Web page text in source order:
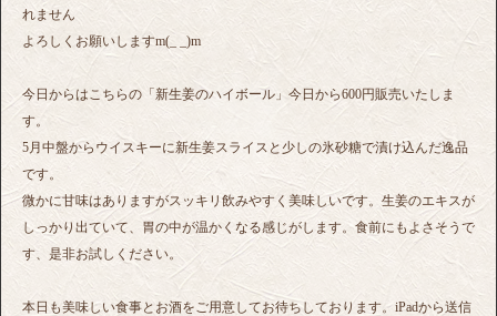
れません
よろしくお願いしますm(_ _)m
今日からはこちらの「新生姜のハイボール」今日から600円販売いたしま
す。
5月中盤からウイスキーに新生姜スライスと少しの氷砂糖で漬け込んだ逸品
です。
微かに甘味はありますがスッキリ飲みやすく美味しいです。生姜のエキスが
しっかり出ていて、胃の中が温かくなる感じがします。食前にもよさそうで
す、是非お試しください。
本日も美味しい食事とお酒をご用意してお待ちしております。iPadから送信